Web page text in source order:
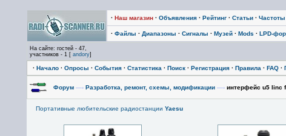
· Наш магазин· Объявления· Рейтинг· Статьи· Частоты
· Файлы · Диапазоны · Сигналы · Музей· Mods · LPD-
На сайте: гостей - 47,
участников - 1 [ andory]
· Начало· Опросы · События· Статистика · Поиск· Регистрация· Правила · FAQ·
Форум —› Разработка, ремонт, схемы, модификации —›интерфейс u5 linc
Портативные любительские радиостанции Yaesu